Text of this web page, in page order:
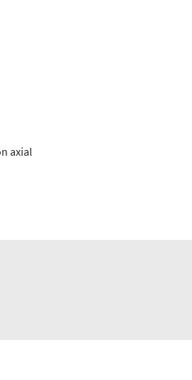
axial